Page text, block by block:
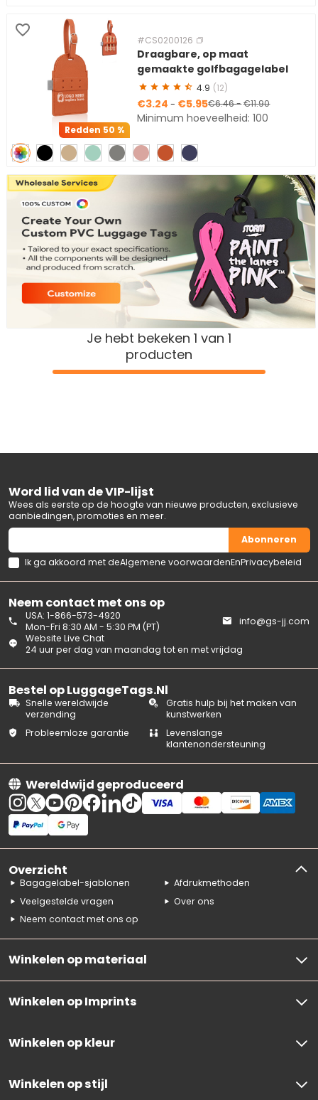
Paspoorthouders
Redden 50 %
#CS0200126
Draagbare, op maat
gemaakte golfbagagelabel
4.9 (12)
€3.24- €5.95€6.46-€11.90
Minimum hoeveelheid: 100
Je hebt bekeken 1 van 1
producten
Neem contact met ons op
Website Live Chat
24 uur per dag van maandag tot en met vrijdag
USA: 1-866-573-4920
Mon-Fri 8:30 AM - 5:30 PM (PT)
info@gs-jj.com
Bestel op LuggageTags.Nl
Snelle wereldwijde
verzending
Gratis hulp bij het maken van
kunstwerken
Probleemloze garantie
Levenslange
klantenondersteuning
Wereldwijd geproduceerd
Word lid van de VIP-lijst
Wees als eerste op de hoogte van nieuwe producten, exclusieve
aanbiedingen, promoties en meer.
Abonneren
Ik ga akkoord met deAlgemene voorwaardenEnPrivacybeleid
Overzicht
Bagagelabel-sjablonen
Afdrukmethoden
Veelgestelde vragen
Over ons
Neem contact met ons op
Winkelen op materiaal
Winkelen op Imprints
Winkelen op kleur
Winkelen op stijl